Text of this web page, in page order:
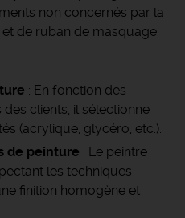
non concernés par la
de ruban de masquage.
: En fonction des
clients, il sélectionne
(acrylique, glycéro, etc.).
de peinture : Le peintre
les techniques
finition homogène et